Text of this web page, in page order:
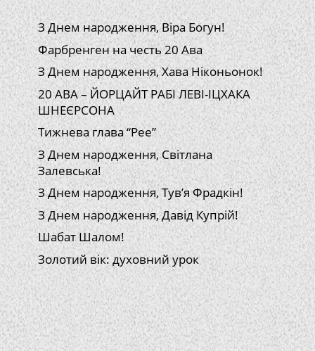
З Днем народження, Віра Богун!
Фарбренген на честь 20 Ава
З Днем народження, Хава Ніконьонок!
20 АВА – ЙОРЦАЙТ РАБІ ЛЕВІ-ІЦХАКА
ШНЕЄРСОНА
Тижнева глава “Рее”
З Днем народження, Світлана
Залевська!
З Днем народження, Тув’я Фрадкін!
З Днем народження, Давід Купрій!
Шабат Шалом!
Золотий вік: духовний урок